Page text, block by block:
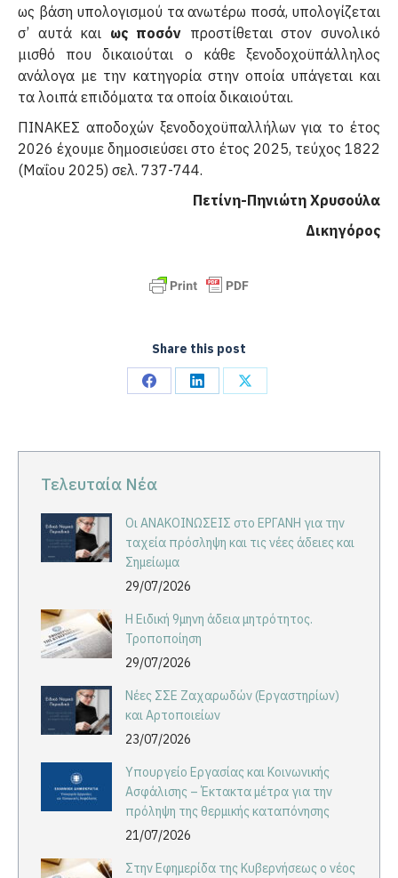
ως βάση υπολογισμού τα ανωτέρω ποσά, υπολογίζεται
σ’ αυτά και ως ποσόν προστίθεται στον συνολικό
μισθό που δικαιούται ο κάθε ξενοδοχοϋπάλληλος
ανάλογα με την κατηγορία στην οποία υπάγεται και
τα λοιπά επιδόματα τα οποία δικαιούται.
ΠΙΝΑΚΕΣ αποδοχών ξενοδοχοϋπαλλήλων για το έτος
2026 έχουμε δημοσιεύσει στο έτος 2025, τεύχος 1822
(Μαΐου 2025) σελ. 737-744.
Πετίνη-Πηνιώτη Χρυσούλα
Δικηγόρος
Share this post
Share Share Share
Τελευταία Νέα
Οι ΑΝΑΚΟΙΝΩΣΕΙΣ στο ΕΡΓΑΝΗ για την
ταχεία πρόσληψη και τις νέες άδειες και
Σημείωμα
29/07/2026
Η Ειδική 9μηνη άδεια μητρότητος.
Τροποποίηση
29/07/2026
Νέες ΣΣΕ Ζαχαρωδών (Εργαστηρίων)
και Αρτοποιείων
23/07/2026
Υπουργείο Εργασίας και Κοινωνικής
Ασφάλισης – Έκτακτα μέτρα για την
πρόληψη της θερμικής καταπόνησης
21/07/2026
Στην Εφημερίδα της Κυβερνήσεως ο νέος